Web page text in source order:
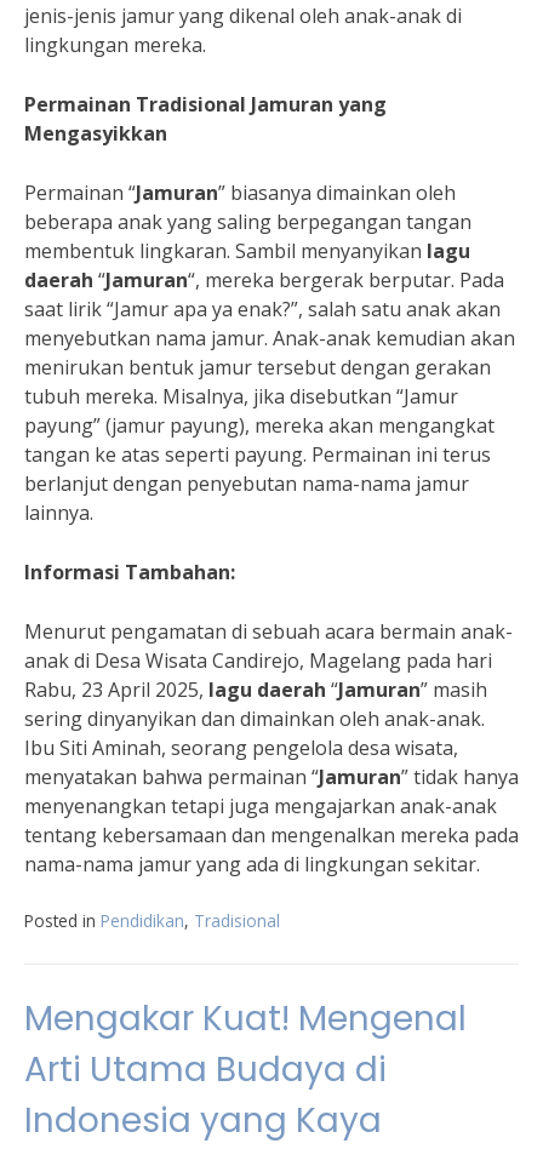
jenis-jenis jamur yang dikenal oleh anak-anak di
lingkungan mereka.
Permainan Tradisional Jamuran yang
Mengasyikkan
Permainan “Jamuran” biasanya dimainkan oleh
beberapa anak yang saling berpegangan tangan
membentuk lingkaran. Sambil menyanyikan lagu
daerah “Jamuran“, mereka bergerak berputar. Pada
saat lirik “Jamur apa ya enak?”, salah satu anak akan
menyebutkan nama jamur. Anak-anak kemudian akan
menirukan bentuk jamur tersebut dengan gerakan
tubuh mereka. Misalnya, jika disebutkan “Jamur
payung” (jamur payung), mereka akan mengangkat
tangan ke atas seperti payung. Permainan ini terus
berlanjut dengan penyebutan nama-nama jamur
lainnya.
Informasi Tambahan:
Menurut pengamatan di sebuah acara bermain anak-
anak di Desa Wisata Candirejo, Magelang pada hari
Rabu, 23 April 2025, lagu daerah “Jamuran” masih
sering dinyanyikan dan dimainkan oleh anak-anak.
Ibu Siti Aminah, seorang pengelola desa wisata,
menyatakan bahwa permainan “Jamuran” tidak hanya
menyenangkan tetapi juga mengajarkan anak-anak
tentang kebersamaan dan mengenalkan mereka pada
nama-nama jamur yang ada di lingkungan sekitar.
Posted in Pendidikan, Tradisional
Mengakar Kuat! Mengenal
Arti Utama Budaya di
Indonesia yang Kaya